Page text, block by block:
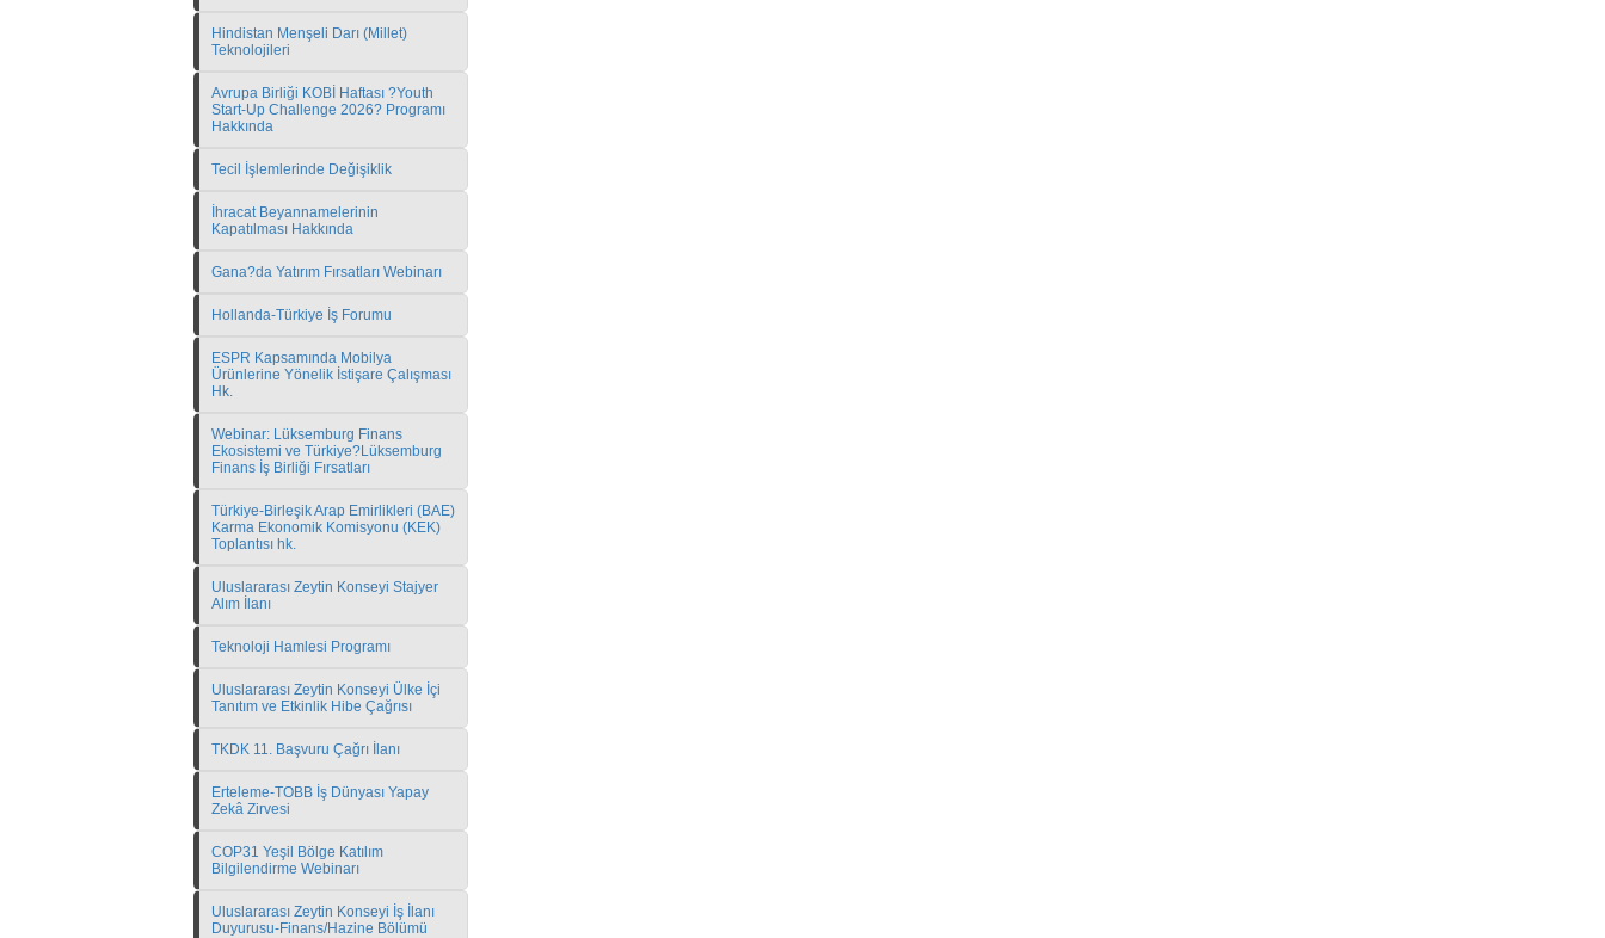
Hindistan Menşeli Darı (Millet)
Teknolojileri
Avrupa Birliği KOBİ Haftası ?Youth
Start-Up Challenge 2026? Programı
Hakkında
Tecil İşlemlerinde Değişiklik
İhracat Beyannamelerinin
Kapatılması Hakkında
Gana?da Yatırım Fırsatları Webinarı
Hollanda-Türkiye İş Forumu
ESPR Kapsamında Mobilya
Ürünlerine Yönelik İstişare Çalışması
Hk.
Webinar: Lüksemburg Finans
Ekosistemi ve Türkiye?Lüksemburg
Finans İş Birliği Fırsatları
Türkiye-Birleşik Arap Emirlikleri (BAE)
Karma Ekonomik Komisyonu (KEK)
Toplantısı hk.
Uluslararası Zeytin Konseyi Stajyer
Alım İlanı
Teknoloji Hamlesi Programı
Uluslararası Zeytin Konseyi Ülke İçi
Tanıtım ve Etkinlik Hibe Çağrısı
TKDK 11. Başvuru Çağrı İlanı
Erteleme-TOBB İş Dünyası Yapay
Zekâ Zirvesi
COP31 Yeşil Bölge Katılım
Bilgilendirme Webinarı
Uluslararası Zeytin Konseyi İş İlanı
Duyurusu-Finans/Hazine Bölümü